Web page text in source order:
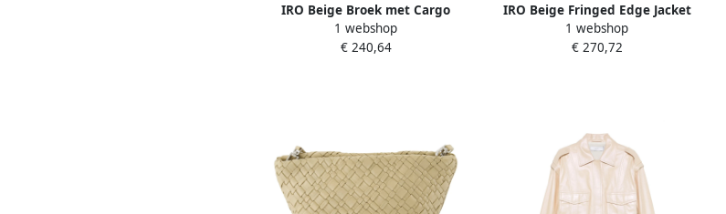
IRO Beige Broek met Cargo
Zakken Beige Dames
1 webshop
€ 240,64
IRO Beige Fringed Edge Jacket
Beige Dames
1 webshop
€ 270,72